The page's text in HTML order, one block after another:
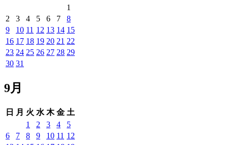
1
2
3 4 5 6 7
8
9
10 11 12 13 14 15
16 17 18 19 20 21 22
23 24 25 26 27 28 29
30 31
9月
日 月 火 水 木 金 土
1
2 3 4
5
6
7 8 9 10 11 12